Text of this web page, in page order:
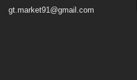
gt.market91@gmail.com